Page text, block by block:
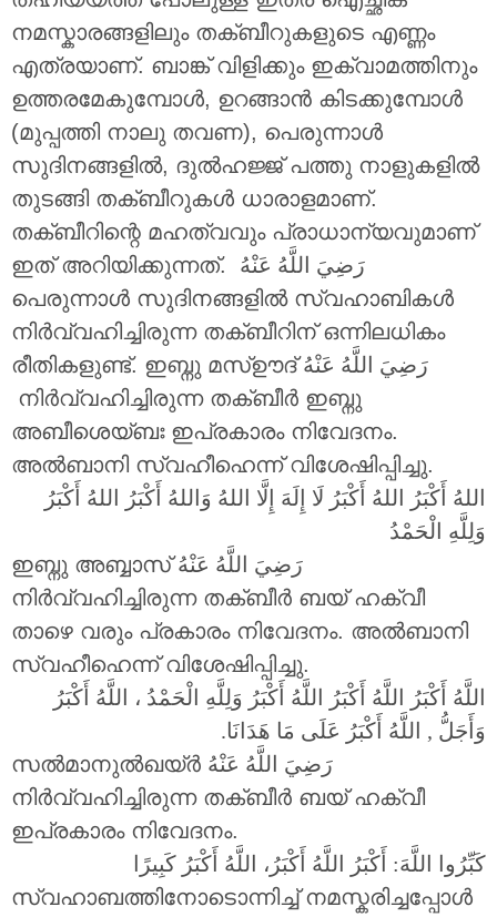
നമസ്കാരങ്ങളിലും തക്ബീറുകളുടെ എണ്ണം
എത്രയാണ്. ബാങ്ക് വിളിക്കും ഇക്വാമത്തിനും
ഉത്തരമേകുമ്പോൾ, ഉറങ്ങാൻ കിടക്കുമ്പോൾ
(മുപ്പത്തി നാലു തവണ), പെരുന്നാൾ
സുദിനങ്ങളിൽ, ദുൽഹജ്ജ് പത്തു നാളുകളിൽ
തുടങ്ങി തക്ബീറുകൾ ധാരാളമാണ്.
തക്ബീറിന്റെ മഹത്വവും പ്രാധാന്യവുമാണ്
ഇത് അറിയിക്കുന്നത്.
പെരുന്നാൾ സുദിനങ്ങളിൽ സ്വഹാബികൾ
നിർവ്വഹിച്ചിരുന്ന തക്ബീറിന് ഒന്നിലധികം
രീതികളുണ്ട്. ഇബ്നു മസ്ഊദ്
നിർവ്വഹിച്ചിരുന്ന തക്ബീർ ഇബ്നു
അബീശെയ്ബഃ ഇപ്രകാരം നിവേദനം.
അൽബാനി സ്വഹീഹെന്ന് വിശേഷിപ്പിച്ചു.
اللهُ أَكْبَرُ اللهُ أَكْبَرُ لَا إِلَهَ إِلَّا اللهُ وَاللهُ أَكْبَرُ اللهُ أَكْبَرُ
وَلِلَّهِ الْحَمْدُ
ഇബ്നു അബ്ബാസ്
നിർവ്വഹിച്ചിരുന്ന തക്ബീർ ബയ് ഹക്വീ
താഴെ വരും പ്രകാരം നിവേദനം. അൽബാനി
സ്വഹീഹെന്ന് വിശേഷിപ്പിച്ചു.
اللَّهُ أَكْبَرُ اللَّهُ أَكْبَرُ اللَّهُ أَكْبَرُ وَلِلَّهِ الْحَمْدُ ، اللَّهُ أَكْبَرُ
وَأَجَلُّ , اللَّهُ أَكْبَرُ عَلَى مَا هَدَانَا.
സൽമാനുൽഖയ്ർ
നിർവ്വഹിച്ചിരുന്ന തക്ബീർ ബയ് ഹക്വീ
ഇപ്രകാരം നിവേദനം.
كَبِّرُوا اللَّهَ: أَكْبَرُ اللَّهُ أَكْبَرُ، اللَّهُ أَكْبَرُ كَبِيرًا
സ്വഹാബത്തിനോടൊന്നിച്ച് നമസ്കരിച്ചപ്പോൾ